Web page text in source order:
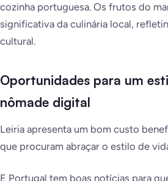
cozinha portuguesa. Os frutos do
significativa da culinária local,
cultural.
Oportunidades para um
nômade digital
Leiria apresenta um bom custo
que procuram abraçar o estilo de
E Portugal tem boas notícias para